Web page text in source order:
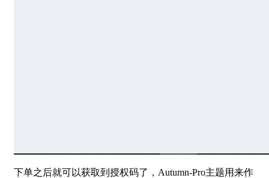
下单之后就可以获取到授权码了，Autumn-Pro主题用来作